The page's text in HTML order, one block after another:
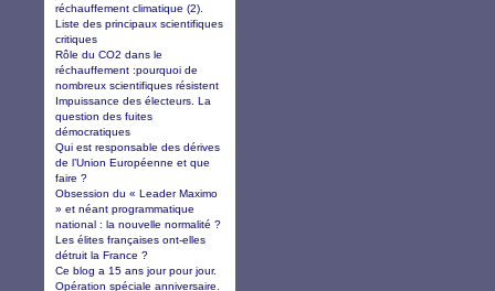
réchauffement climatique (2).
Liste des principaux scientifiques
critiques
Rôle du CO2 dans le
réchauffement :pourquoi de
nombreux scientifiques résistent
Impuissance des électeurs. La
question des fuites
démocratiques
Qui est responsable des dérives
de l’Union Européenne et que
faire ?
Obsession du « Leader Maximo
» et néant programmatique
national : la nouvelle normalité ?
Les élites françaises ont-elles
détruit la France ?
Ce blog a 15 ans jour pour jour.
Opération spéciale anniversaire.